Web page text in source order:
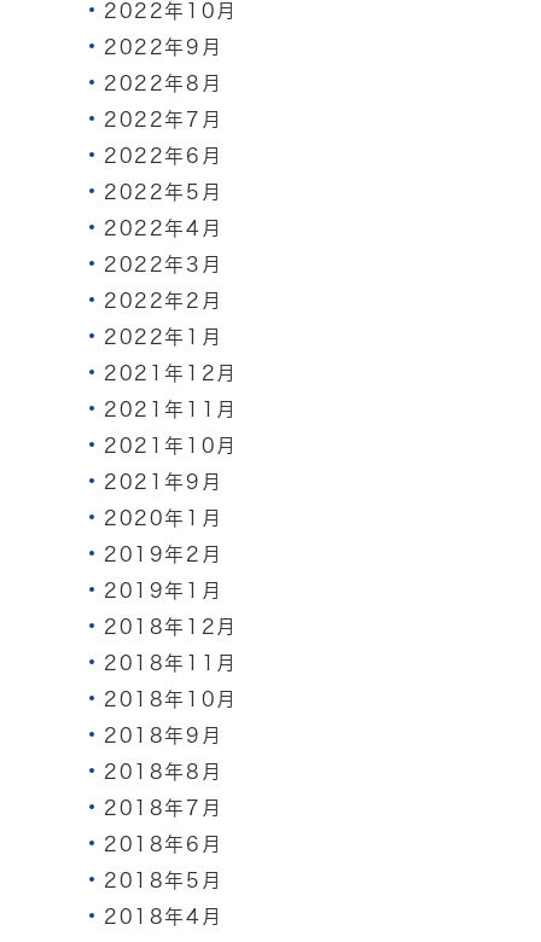
2022年10月
2022年9月
2022年8月
2022年7月
2022年6月
2022年5月
2022年4月
2022年3月
2022年2月
2022年1月
2021年12月
2021年11月
2021年10月
2021年9月
2020年1月
2019年2月
2019年1月
2018年12月
2018年11月
2018年10月
2018年9月
2018年8月
2018年7月
2018年6月
2018年5月
2018年4月